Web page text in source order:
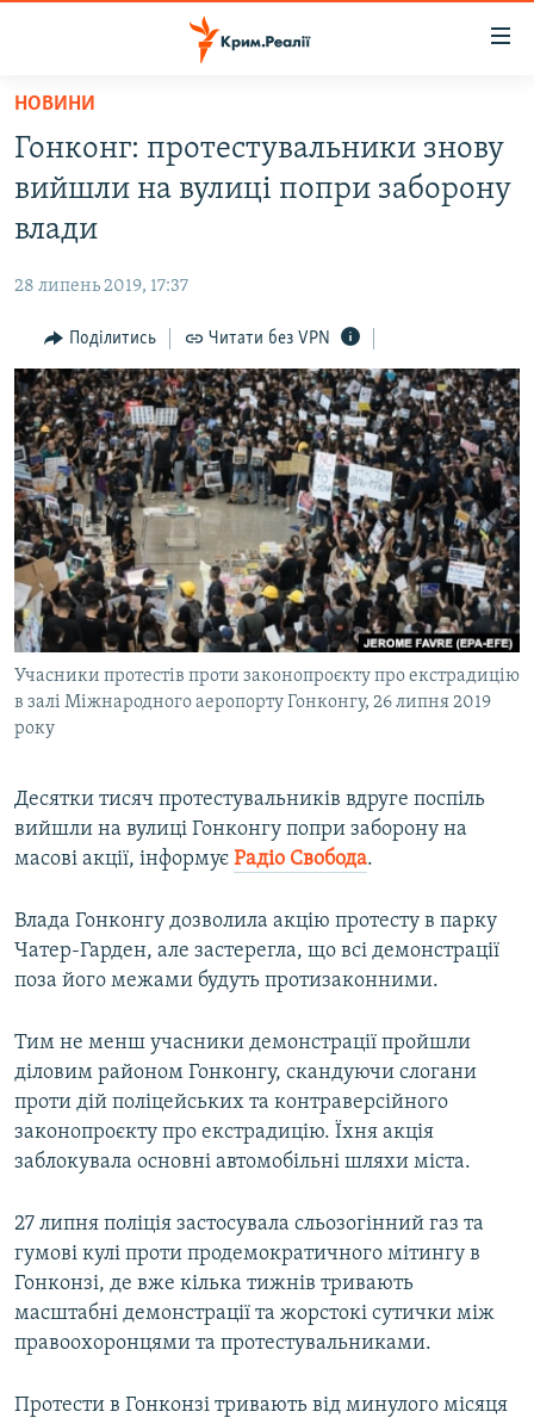
Перейти
основного
матеріалу
до
основної
Перейти
до
пошуку
БЛОГИ
ПОГЛЯД
ІНТЕРВ'Ю
ВСЕ ЗА ДЕНЬ
СПЕЦПРОЕКТИ
ДЕПОРТАЦІЯ
ВІДЕОУРОКИ «ELIFBE»
СВІДЧЕННЯ ОКУПАЦІЇ
УКРАЇНСЬКА ПРОБЛЕМА КРИМУ
ІНФОГРАФІКА
ЯК ОБІЙТИ БЛОКУВАННЯ
Русский
Qırımtatar
ДОЛУЧАЙСЯ!
Усі сайти RFE/RL
НОВИНИ
Гонконг: протестувальники знову
вийшли на вулиці попри заборону
влади
28 липень 2019, 17:37
Поділитись Читати без VPN
Учасники протестів проти законопроєкту про екстрадицію
в залі Міжнародного аеропорту Гонконгу, 26 липня 2019
року
Десятки тисяч протестувальників вдруге поспіль
вийшли на вулиці Гонконгу попри заборону на
масові акції, інформує Радіо Свобода.
Влада Гонконгу дозволила акцію протесту в парку
Чатер-Гарден, але застерегла, що всі демонстрації
поза його межами будуть протизаконними.
Тим не менш учасники демонстрації пройшли
діловим районом Гонконгу, скандуючи слогани
проти дій поліцейських та контраверсійного
законопроєкту про екстрадицію. Їхня акція
заблокувала основні автомобільні шляхи міста.
27 липня поліція застосувала сльозогінний газ та
гумові кулі проти продемократичного мітингу в
Гонконзі, де вже кілька тижнів тривають
масштабні демонстрації та жорстокі сутички між
правоохоронцями та протестувальниками.
Протести в Гонконзі тривають від минулого місяця